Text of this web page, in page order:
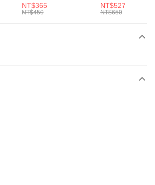
付」】
服務後，再付款。
結帳流程】
AFTEE先享後付」後，將跳轉至「AFTEE先享後付」
將收到繳費通知簡訊。
後14天內，點擊此簡訊中的連結，可透過四大超商／
元方式進行付款，方視為交易完成。
AFTEE先享後付 」之結帳頁面顯示為準，若有關於
含以上)免運費
含以上)免運費
含以上)免運費
EMBRDY 男女 短統襪
FZ3073133
NT$365
NT$450
BA5871010
NT$527
NT$650